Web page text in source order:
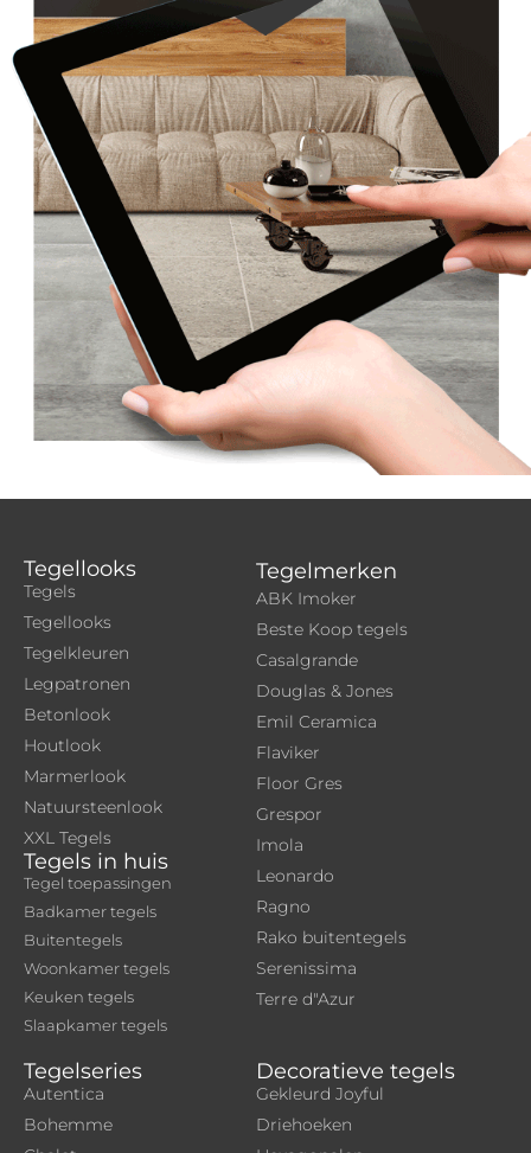
Tegellooks
Tegels
Tegellooks
Tegelkleuren
Legpatronen
Betonlook
Houtlook
Marmerlook
Natuursteenlook
XXL Tegels
Tegels in huis
Tegel toepassingen
Badkamer tegels
Buitentegels
Woonkamer tegels
Keuken tegels
Slaapkamer tegels
Tegelmerken
ABK Imoker
Beste Koop tegels
Casalgrande
Douglas & Jones
Emil Ceramica
Flaviker
Floor Gres
Grespor
Imola
Leonardo
Ragno
Rako buitentegels
Serenissima
Terre d"Azur
Tegelseries
Autentica
Bohemme
Decoratieve tegels
Gekleurd Joyful
Driehoeken